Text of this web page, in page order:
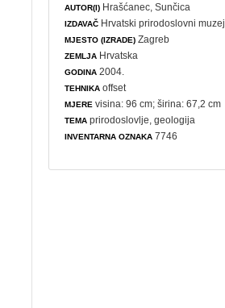
AUTOR(I) Hrašćanec, Sunčica
IZDAVAČ Hrvatski prirodoslovni muzej
MJESTO (IZRADE) Zagreb
ZEMLJA Hrvatska
GODINA 2004.
TEHNIKA offset
MJERE visina: 96 cm; širina: 67,2 cm
TEMA prirodoslovlje ,geologija
INVENTARNA OZNAKA 7746